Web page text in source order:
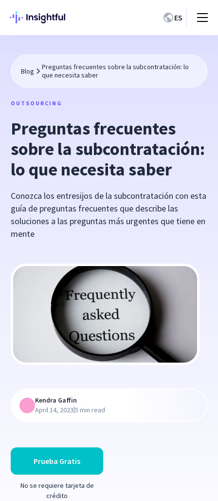
ES
Blog
Preguntas frecuentes sobre la subcontratación: lo
que necesita saber
OUTSOURCING
Preguntas frecuentes
sobre la subcontratación:
lo que necesita saber
Conozca los entresijos de la subcontratación con esta
guía de preguntas frecuentes que describe las
soluciones a las preguntas más urgentes que tiene en
mente
Prueba Gratis
No se requiere tarjeta de
crédito
Kendra Gaffin
April 14, 2023|5 min read